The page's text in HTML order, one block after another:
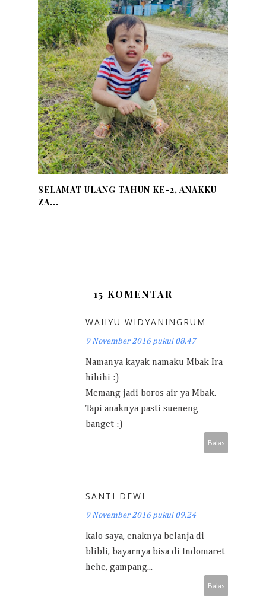
SELAMAT ULANG TAHUN KE-2, ANAKKU
ZA...
15 KOMENTAR
WAHYU WIDYANINGRUM
9 November 2016 pukul 08.47
Namanya kayak namaku Mbak Ira
hihihi :)
Memang jadi boros air ya Mbak.
Tapi anaknya pasti sueneng
banget :)
Balas
SANTI DEWI
9 November 2016 pukul 09.24
kalo saya, enaknya belanja di
blibli, bayarnya bisa di Indomaret
hehe, gampang...
Balas